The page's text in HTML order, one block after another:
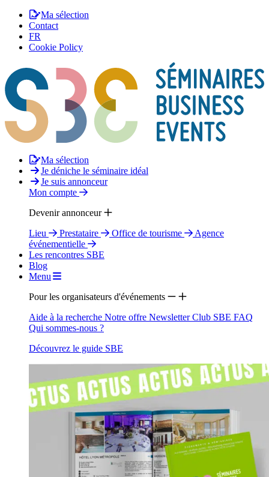
Ma sélection
Contact
FR
Cookie Policy
Ma sélection
Je déniche le séminaire idéal
Je suis annonceur
Mon compte
Devenir annonceur
Lieu
Prestataire Office de tourisme
Agence
événementielle
Les rencontres SBE
Blog
Menu
Pour les organisateurs d'événements
Aide à la recherche Notre offre NewsletterClub SBE FAQ
Qui sommes-nous ?
Découvrez le guide SBE